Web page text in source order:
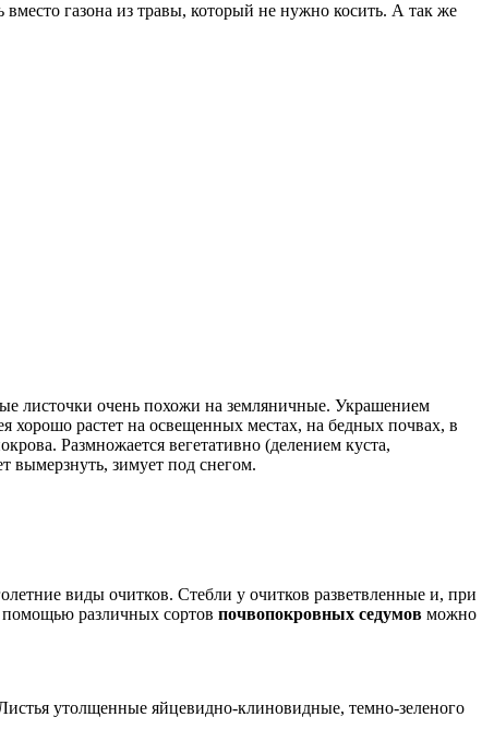
газона из травы, который не нужно косить. А так же
листочки очень похожи на земляничные. Украшением
хорошо растет на освещенных местах, на бедных почвах, в
Размножается вегетативно (делением куста,
вымерзнуть, зимует под снегом.
виды очитков. Стебли у очитков разветвленные и, при
различных сортов почвопокровных седумов можно
утолщенные яйцевидно-клиновидные, темно-зеленого